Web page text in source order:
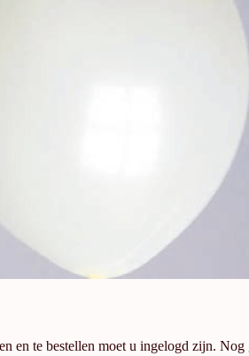
en te bestellen moet u ingelogd zijn. Nog